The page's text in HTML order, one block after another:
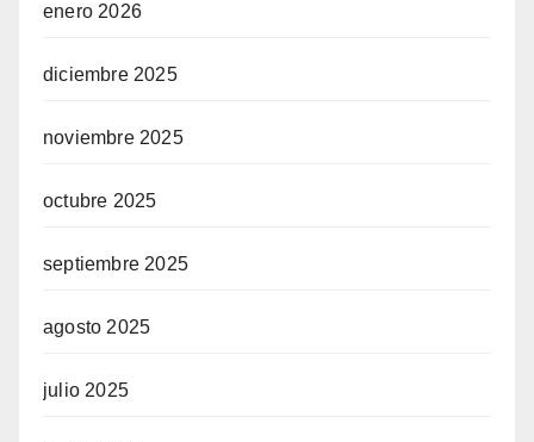
enero 2026
diciembre 2025
noviembre 2025
octubre 2025
septiembre 2025
agosto 2025
julio 2025